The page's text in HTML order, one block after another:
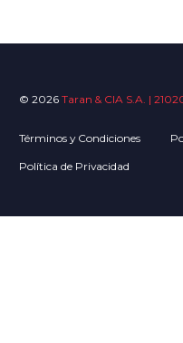
© 2026 Taran & CIA S.A. |
Términos y Condiciones
Política de Privacidad